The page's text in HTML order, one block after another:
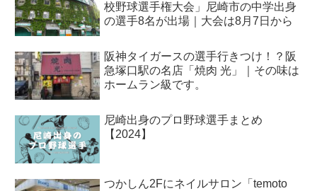
校野球選手権大会」尼崎市の中学出身
の選手8名が出場｜大会は8月7日から
阪神タイガースの選手行きつけ！？阪
急塚口駅の名店「焼肉 光」｜その味は
ホームラン級です。
尼崎出身のプロ野球選手まとめ
【2024】
つかしん2Fにネイルサロン「temoto